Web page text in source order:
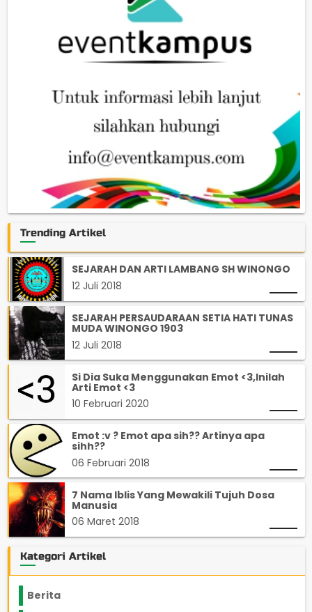
Trending Artikel
SEJARAH DAN ARTI LAMBANG SH WINONGO
12 Juli 2018
SEJARAH PERSAUDARAAN SETIA HATI TUNAS
MUDA WINONGO 1903
12 Juli 2018
Si Dia Suka Menggunakan Emot <3,Inilah
Arti Emot <3
10 Februari 2020
Emot :v ? Emot apa sih?? Artinya apa
sihh??
06 Februari 2018
7 Nama Iblis Yang Mewakili Tujuh Dosa
Manusia
06 Maret 2018
Kategori Artikel
Berita